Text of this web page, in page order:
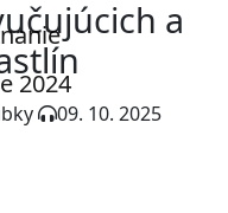
a
09. 10. 2025